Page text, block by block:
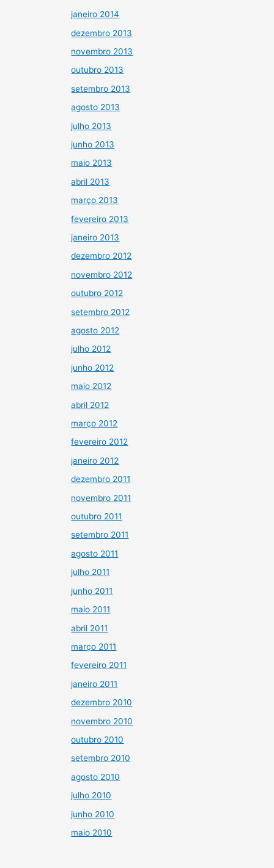
janeiro 2014
dezembro 2013
novembro 2013
outubro 2013
setembro 2013
agosto 2013
julho 2013
junho 2013
maio 2013
abril 2013
março 2013
fevereiro 2013
janeiro 2013
dezembro 2012
novembro 2012
outubro 2012
setembro 2012
agosto 2012
julho 2012
junho 2012
maio 2012
abril 2012
março 2012
fevereiro 2012
janeiro 2012
dezembro 2011
novembro 2011
outubro 2011
setembro 2011
agosto 2011
julho 2011
junho 2011
maio 2011
abril 2011
março 2011
fevereiro 2011
janeiro 2011
dezembro 2010
novembro 2010
outubro 2010
setembro 2010
agosto 2010
julho 2010
junho 2010
maio 2010